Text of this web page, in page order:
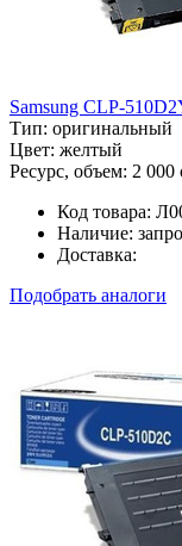
Samsung CLP-
Тип: оригинальный
Цвет: желтый
Ресурс, объем: 2 000
Код товара:
Наличие:
Доставка:
Подобрать аналоги